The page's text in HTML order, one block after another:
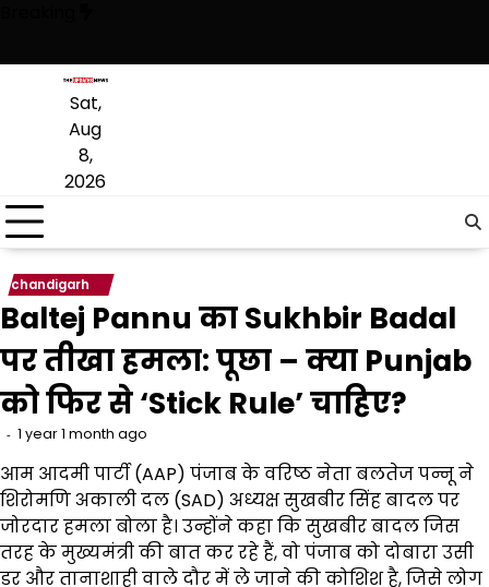
content
Sat,
Aug
8,
2026
chandigarh
Baltej Pannu का Sukhbir Badal
पर तीखा हमला: पूछा – क्या Punjab
को फिर से ‘Stick Rule’ चाहिए?
1 year 1 month ago
आम आदमी पार्टी (AAP) पंजाब के वरिष्ठ नेता बलतेज पन्नू ने
शिरोमणि अकाली दल (SAD) अध्यक्ष सुखबीर सिंह बादल पर
जोरदार हमला बोला है। उन्होंने कहा कि सुखबीर बादल जिस
तरह के मुख्यमंत्री की बात कर रहे हैं, वो पंजाब को दोबारा उसी
डर और तानाशाही वाले दौर में ले जाने की कोशिश है, जिसे लोग